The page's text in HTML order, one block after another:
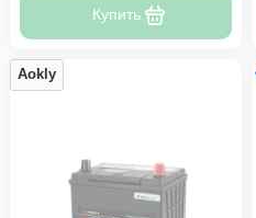
Купить
Aokly